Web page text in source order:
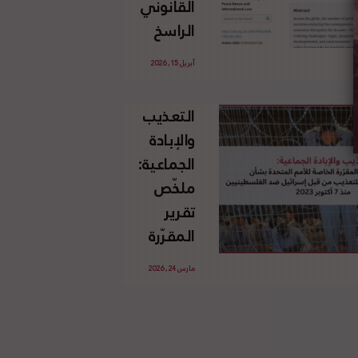
الإسرائيلي
غير
القانوني
الفلسطينية
القانوني
الراسخ
للاجئين
وحقهم
في العودة
بموجب
القانون
الدولي
أبريل 15, 2026
التعذيب
والإبادة
الجماعية:
ملخّص
تقرير
المقرّرة
الخاصة
مارس 24, 2026